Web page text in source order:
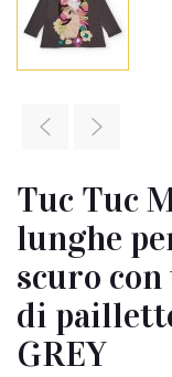
Tuc Tuc
lunghe
scuro
di
GREY